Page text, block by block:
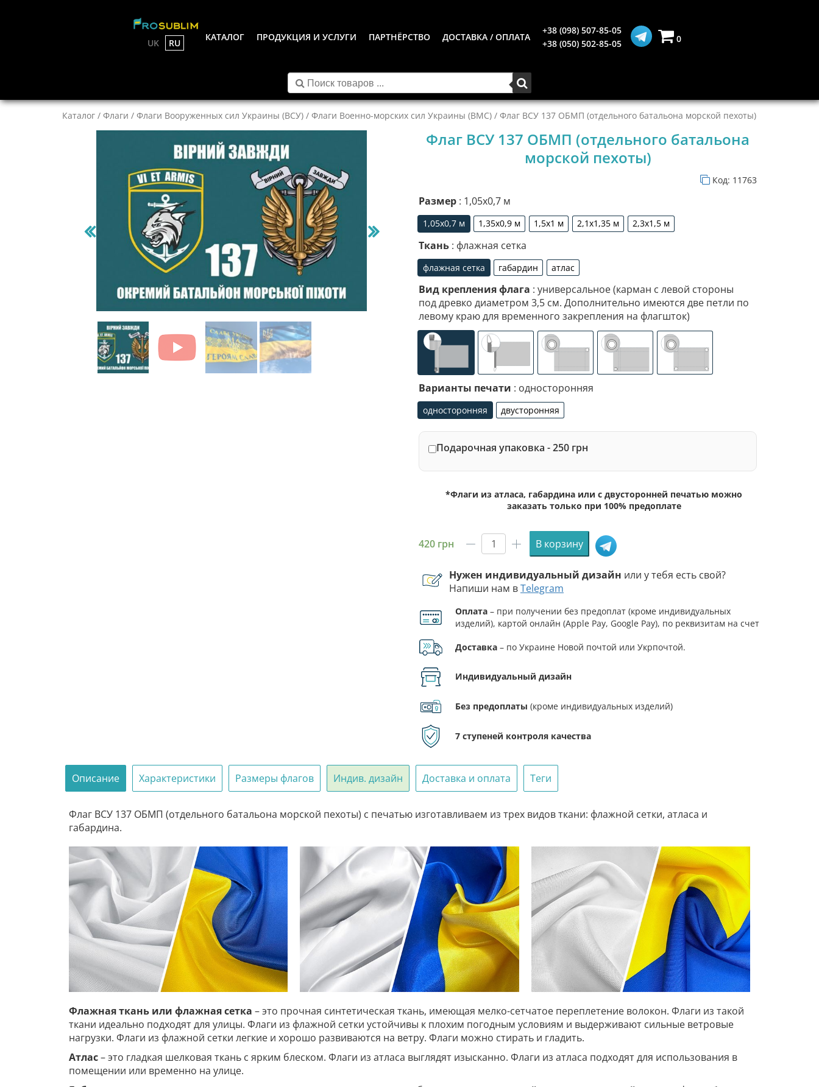
UK RU
КАТАЛОГ ПРОДУКЦИЯ И УСЛУГИ ПАРТНЁРСТВО ДОСТАВКА / ОПЛАТА
+38 (098) 507-85-05
+38 (050) 502-85-05
0
Каталог / Флаги / Флаги Вооруженных сил Украины (ВСУ) / Флаги Военно-морских сил Украины (ВМС) / Флаг ВСУ 137 ОБМП (отдельного батальона морской пехоты)
Флаг ВСУ 137 ОБМП (отдельного батальона
морской пехоты)
Код: 11763
Размер : 1,05х0,7 м
1,05х0,7 м
1,05х0,7 м
1,35х0,9 м
1,35х0,9 м
1,5х1 м
1,5х1 м
2,1х1,35 м
2,1х1,35 м
2,3х1,5 м
2,3х1,5 м
Ткань : флажная сетка
флажная сетка
флажная сетка
габардин
габардин
атлас
атлас
Вид крепления флага : универсальное (карман с левой стороны
под древко диаметром 3,5 см. Дополнительно имеются две петли по
левому краю для временного закрепления на флагшток)
Варианты печати : односторонняя
односторонняя
односторонняя
двусторонняя
двусторонняя
Подарочная упаковка - 250 грн
*Флаги из атласа, габардина или с двусторонней печатью можно
заказать только при 100% предоплате
420 грн
Количество
Флаг
ВСУ
ОБМП
(отдельного
батальона
морской
пехоты)
В корзину
Нужен индивидуальный дизайн или у тебя есть свой?
Напиши нам вTelegram
Оплата – при получении без предоплат (кроме индивидуальных
изделий), картой онлайн (Apple Pay, Google Pay), по реквизитам на счет
Доставка – по Украине Новой почтой или Укрпочтой.
Индивидуальный дизайн
Без предоплаты (кроме индивидуальных изделий)
7 ступеней контроля качества
Описание Характеристики Размеры флагов Индив. дизайн Доставка и оплата Теги
Флаг ВСУ 137 ОБМП (отдельного батальона морской пехоты) с печатью изготавливаем из трех видов ткани: флажной сетки, атласа и
габардина.
Флажная ткань или флажная сетка – это прочная синтетическая ткань, имеющая мелко-сетчатое переплетение волокон. Флаги из такой
ткани идеально подходят для улицы. Флаги из флажной сетки устойчивы к плохим погодным условиям и выдерживают сильные ветровые
нагрузки. Флаги из флажной сетки легкие и хорошо развиваются на ветру. Флаги можно стирать и гладить.
Атлас– это гладкая шелковая ткань с ярким блеском. Флаги из атласа выглядят изысканно. Флаги из атласа подходят для использования в
помещении или временно на улице.